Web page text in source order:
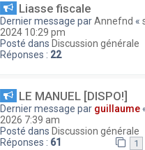
Liasse fiscale
Dernier message parAnnefnd «
2024 10:29 pm
Posté dans Discussion générale
Réponses : 22
LE MANUEL [DISPO!]
Dernier message par guillaume
2026 7:39 am
Posté dans Discussion générale
Réponses : 61 1